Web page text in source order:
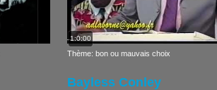
1:0:00
Thème: bon ou mauvais choix
Bayless Conley